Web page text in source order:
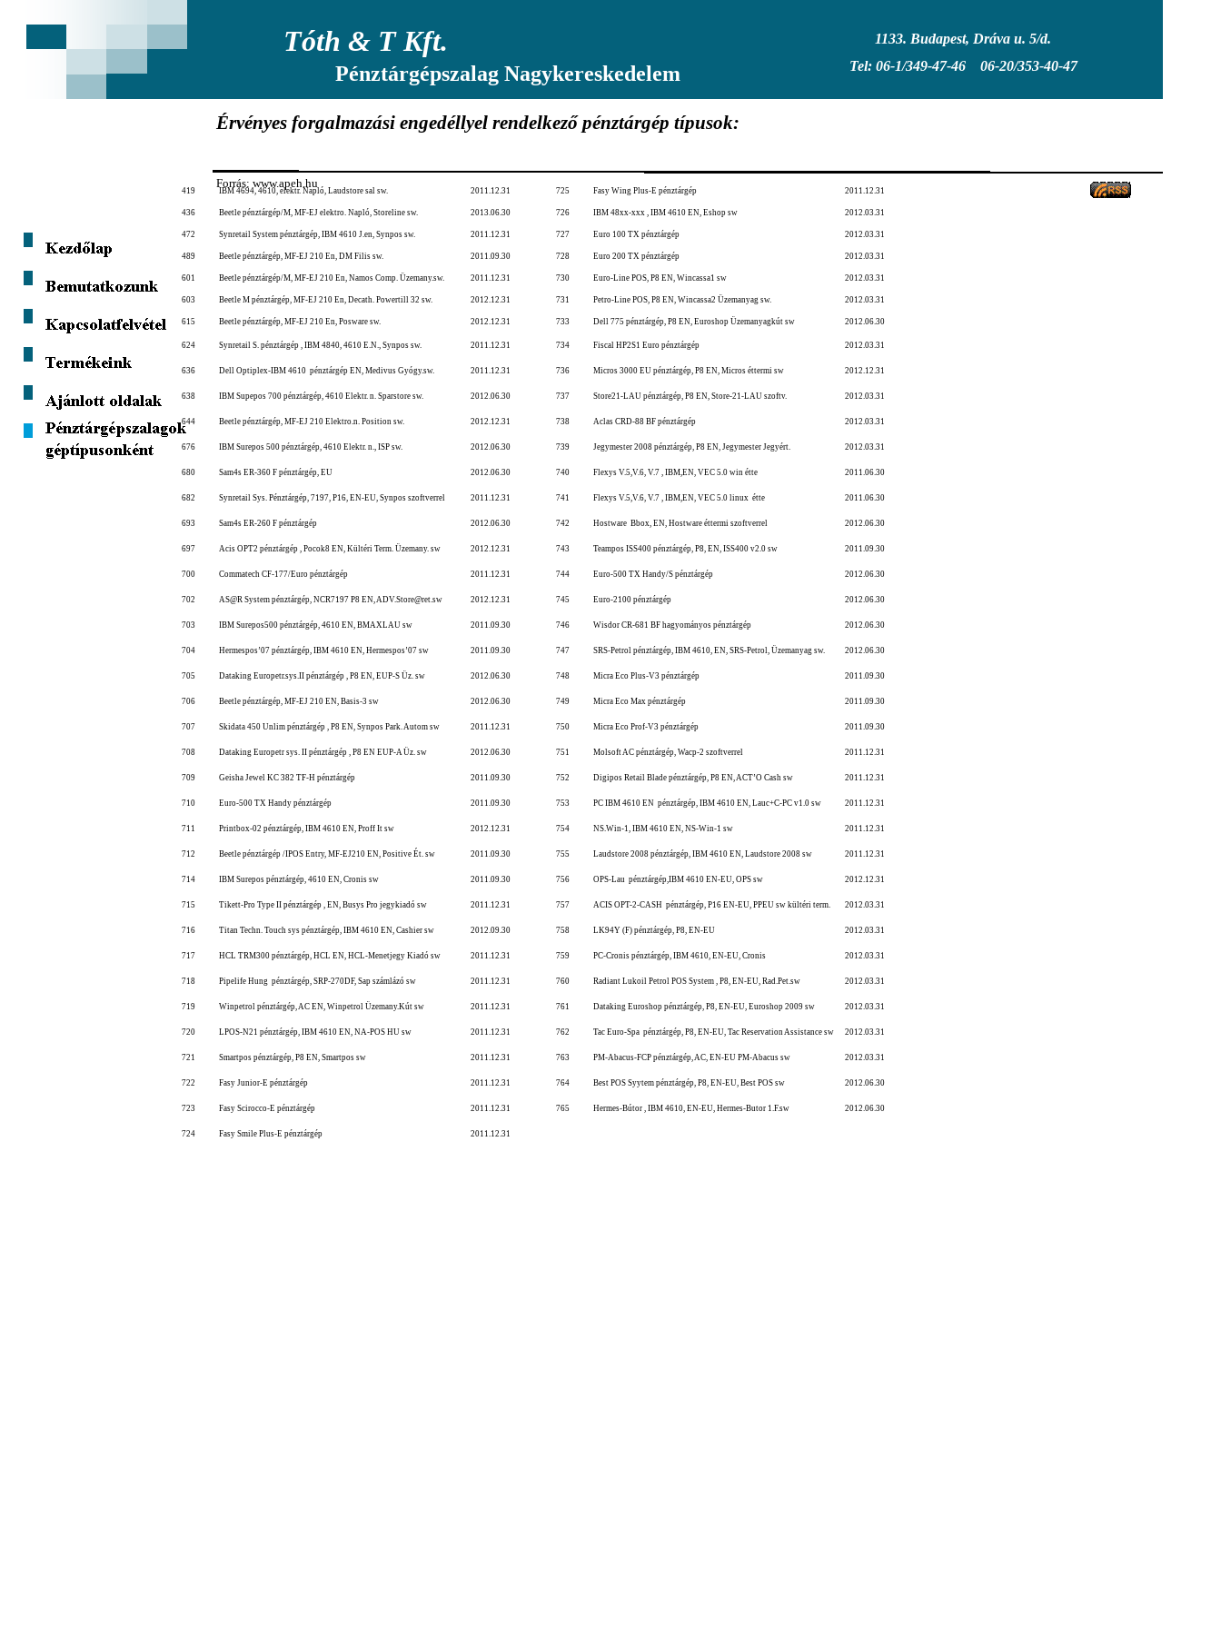
Érvényes forgalmazási engedéllyel rendelkező pénztárgép típusok:
Forrás: www.apeh.hu
Tóth & T Kft.
Pénztárgépszalag Nagykereskedelem
1133. Budapest, Dráva u. 5/d.
Tel: 06-1/349-47-46 06-20/353-40-47
419 IBM 4694, 4610, elektr. Napló, Laudstore sal sw. 2011.12.31
436 Beetle pénztárgép/M, MF-EJ elektro. Napló, Storeline sw. 2013.06.30
472 Synretail System pénztárgép, IBM 4610 J.en, Synpos sw. 2011.12.31
489 Beetle pénztárgép, MF-EJ 210 En, DM Filis sw. 2011.09.30
601 Beetle pénztárgép/M, MF-EJ 210 En, Namos Comp. Üzemany.sw. 2011.12.31
603 Beetle M pénztárgép, MF-EJ 210 En, Decath. Powertill 32 sw. 2012.12.31
615 Beetle pénztárgép, MF-EJ 210 En, Posware sw. 2012.12.31
624 Synretail S. pénztárgép , IBM 4840, 4610 E.N., Synpos sw. 2011.12.31
636 Dell Optiplex-IBM 4610 pénztárgép EN, Medivus Gyógy.sw. 2011.12.31
638 IBM Supepos 700 pénztárgép, 4610 Elektr. n. Sparstore sw. 2012.06.30
644 Beetle pénztárgép, MF-EJ 210 Elektro.n. Position sw. 2012.12.31
676 IBM Surepos 500 pénztárgép, 4610 Elektr. n., ISP sw. 2012.06.30
680 Sam4s ER-360 F pénztárgép, EU 2012.06.30
682 Synretail Sys. Pénztárgép, 7197, P16, EN-EU, Synpos szoftverrel 2011.12.31
693 Sam4s ER-260 F pénztárgép 2012.06.30
697 Acis OPT2 pénztárgép , Pocok8 EN, Kültéri Term. Üzemany. sw 2012.12.31
700 Commatech CF-177/Euro pénztárgép 2011.12.31
702 AS@R System pénztárgép, NCR7197 P8 EN, ADV.Store@ret.sw 2012.12.31
703 IBM Surepos500 pénztárgép, 4610 EN, BMAXLAU sw 2011.09.30
704 Hermespos’07 pénztárgép, IBM 4610 EN, Hermespos’07 sw 2011.09.30
705 Dataking Europetr.sys.II pénztárgép , P8 EN, EUP-S Üz. sw 2012.06.30
706 Beetle pénztárgép, MF-EJ 210 EN, Basis-3 sw 2012.06.30
707 Skidata 450 Unlim pénztárgép , P8 EN, Synpos Park. Autom sw 2011.12.31
708 Dataking Europetr sys. II pénztárgép , P8 EN EUP-A Üz. sw 2012.06.30
709 Geisha Jewel KC 382 TF-H pénztárgép 2011.09.30
710 Euro-500 TX Handy pénztárgép 2011.09.30
711 Printbox-02 pénztárgép, IBM 4610 EN, Proff It sw 2012.12.31
712 Beetle pénztárgép /IPOS Entry, MF-EJ210 EN, Positive Ét. sw 2011.09.30
714 IBM Surepos pénztárgép, 4610 EN, Cronis sw 2011.09.30
715 Tikett-Pro Type II pénztárgép , EN, Busys Pro jegykiadó sw 2011.12.31
716 Titan Techn. Touch sys pénztárgép, IBM 4610 EN, Cashier sw 2012.09.30
717 HCL TRM300 pénztárgép, HCL EN, HCL-Menetjegy Kiadó sw 2011.12.31
718 Pipelife Hung pénztárgép, SRP-270DF, Sap számlázó sw 2011.12.31
719 Winpetrol pénztárgép, AC EN, Winpetrol Üzemany.Kút sw 2011.12.31
720 LPOS-N21 pénztárgép, IBM 4610 EN, NA-POS HU sw 2011.12.31
721 Smartpos pénztárgép, P8 EN, Smartpos sw 2011.12.31
722 Fasy Junior-E pénztárgép 2011.12.31
723 Fasy Scirocco-E pénztárgép 2011.12.31
724 Fasy Smile Plus-E pénztárgép 2011.12.31
725 Fasy Wing Plus-E pénztárgép 2011.12.31
726 IBM 48xx-xxx , IBM 4610 EN, Eshop sw 2012.03.31
727 Euro 100 TX pénztárgép 2012.03.31
728 Euro 200 TX pénztárgép 2012.03.31
730 Euro-Line POS, P8 EN, Wincassa1 sw 2012.03.31
731 Petro-Line POS, P8 EN, Wincassa2 Üzemanyag sw. 2012.03.31
733 Dell 775 pénztárgép, P8 EN, Euroshop Üzemanyagkút sw 2012.06.30
734 Fiscal HP2S1 Euro pénztárgép 2012.03.31
736 Micros 3000 EU pénztárgép, P8 EN, Micros éttermi sw 2012.12.31
737 Store21-LAU pénztárgép, P8 EN, Store-21-LAU szoftv. 2012.03.31
738 Aclas CRD-88 BF pénztárgép 2012.03.31
739 Jegymester 2008 pénztárgép, P8 EN, Jegymester Jegyért. 2012.03.31
740 Flexys V.5,V.6, V.7 , IBM,EN, VEC 5.0 win étte 2011.06.30
741 Flexys V.5,V.6, V.7 , IBM,EN, VEC 5.0 linux étte 2011.06.30
742 Hostware Bbox, EN, Hostware éttermi szoftverrel 2012.06.30
743 Teampos ISS400 pénztárgép, P8, EN, ISS400 v2.0 sw 2011.09.30
744 Euro-500 TX Handy/S pénztárgép 2012.06.30
745 Euro-2100 pénztárgép 2012.06.30
746 Wisdor CR-681 BF hagyományos pénztárgép 2012.06.30
747 SRS-Petrol pénztárgép, IBM 4610, EN, SRS-Petrol, Üzemanyag sw. 2012.06.30
748 Micra Eco Plus-V3 pénztárgép 2011.09.30
749 Micra Eco Max pénztárgép 2011.09.30
750 Micra Eco Prof-V3 pénztárgép 2011.09.30
751 Molsoft AC pénztárgép, Wacp-2 szoftverrel 2011.12.31
752 Digipos Retail Blade pénztárgép, P8 EN, ACT’O Cash sw 2011.12.31
753 PC IBM 4610 EN pénztárgép, IBM 4610 EN, Lauc+C-PC v1.0 sw 2011.12.31
754 NS.Win-1, IBM 4610 EN, NS-Win-1 sw 2011.12.31
755 Laudstore 2008 pénztárgép, IBM 4610 EN, Laudstore 2008 sw 2011.12.31
756 OPS-Lau pénztárgép,IBM 4610 EN-EU, OPS sw 2012.12.31
757 ACIS OPT-2-CASH pénztárgép, P16 EN-EU, PPEU sw kültéri term. 2012.03.31
758 LK94Y (F) pénztárgép, P8, EN-EU 2012.03.31
759 PC-Cronis pénztárgép, IBM 4610, EN-EU, Cronis 2012.03.31
760 Radiant Lukoil Petrol POS System , P8, EN-EU, Rad.Pet.sw 2012.03.31
761 Dataking Euroshop pénztárgép, P8, EN-EU, Euroshop 2009 sw 2012.03.31
762 Tac Euro-Spa pénztárgép, P8, EN-EU, Tac Reservation Assistance sw 2012.03.31
763 PM-Abacus-FCP pénztárgép, AC, EN-EU PM-Abacus sw 2012.03.31
764 Best POS Syytem pénztárgép, P8, EN-EU, Best POS sw 2012.06.30
765 Hermes-Bútor , IBM 4610, EN-EU, Hermes-Butor 1.F.sw 2012.06.30